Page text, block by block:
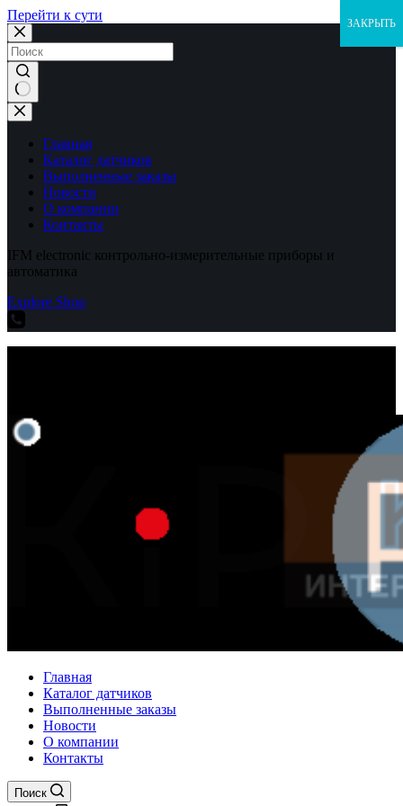
Перейти к сути
Ничего
не
найденоГлавная
Каталог датчиков
Выполненные заказы
Новости
О компании
Контакты
IFM electronic контрольно-измерительные приборы и
автоматика
Explore Shop
Главная
Каталог датчиков
Выполненные заказы
Новости
О компании
Контакты
Поиск
ЗАКРЫТЬ